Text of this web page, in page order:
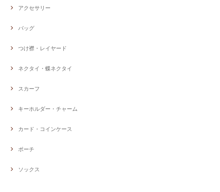
アクセサリー
バッグ
つけ襟・レイヤード
ネクタイ・蝶ネクタイ
スカーフ
キーホルダー・チャーム
カード・コインケース
ポーチ
ソックス